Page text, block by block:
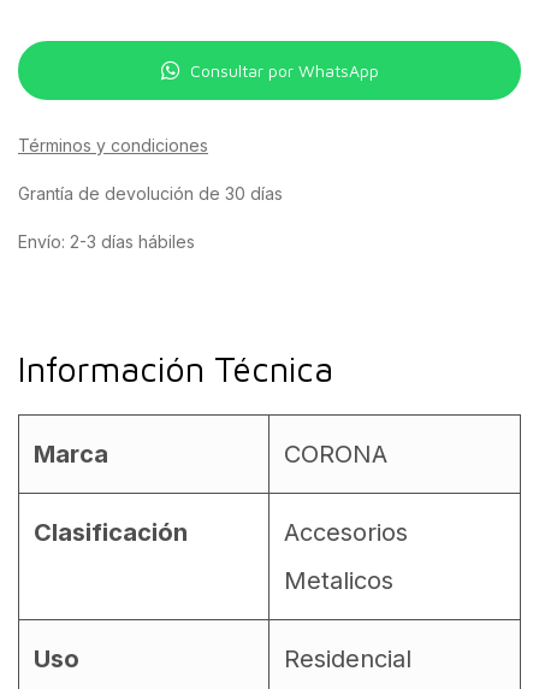
Consultar por WhatsApp
Términos y condiciones
Grantía de devolución de 30 días
Envío: 2-3 días hábiles
Información Técnica
Marca CORONA
Clasificación
Accesorios
Metalicos
Uso Residencial